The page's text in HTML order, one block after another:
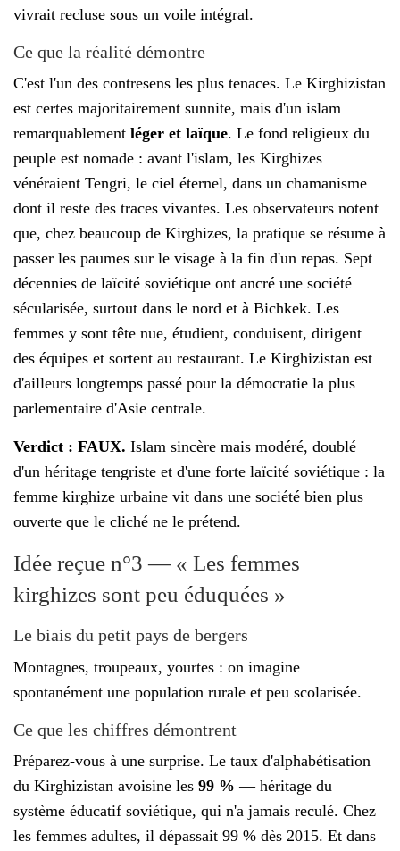
vivrait recluse sous un voile intégral.
Ce que la réalité démontre
C'est l'un des contresens les plus tenaces. Le Kirghizistan
est certes majoritairement sunnite, mais d'un islam
remarquablement léger et laïque. Le fond religieux du
peuple est nomade : avant l'islam, les Kirghizes
vénéraient Tengri, le ciel éternel, dans un chamanisme
dont il reste des traces vivantes. Les observateurs notent
que, chez beaucoup de Kirghizes, la pratique se résume à
passer les paumes sur le visage à la fin d'un repas. Sept
décennies de laïcité soviétique ont ancré une société
sécularisée, surtout dans le nord et à Bichkek. Les
femmes y sont tête nue, étudient, conduisent, dirigent
des équipes et sortent au restaurant. Le Kirghizistan est
d'ailleurs longtemps passé pour la démocratie la plus
parlementaire d'Asie centrale.
Verdict : FAUX. Islam sincère mais modéré, doublé
d'un héritage tengriste et d'une forte laïcité soviétique : la
femme kirghize urbaine vit dans une société bien plus
ouverte que le cliché ne le prétend.
Idée reçue n°3 — « Les femmes
kirghizes sont peu éduquées »
Le biais du petit pays de bergers
Montagnes, troupeaux, yourtes : on imagine
spontanément une population rurale et peu scolarisée.
Ce que les chiffres démontrent
Préparez-vous à une surprise. Le taux d'alphabétisation
du Kirghizistan avoisine les 99 % — héritage du
système éducatif soviétique, qui n'a jamais reculé. Chez
les femmes adultes, il dépassait 99 % dès 2015. Et dans